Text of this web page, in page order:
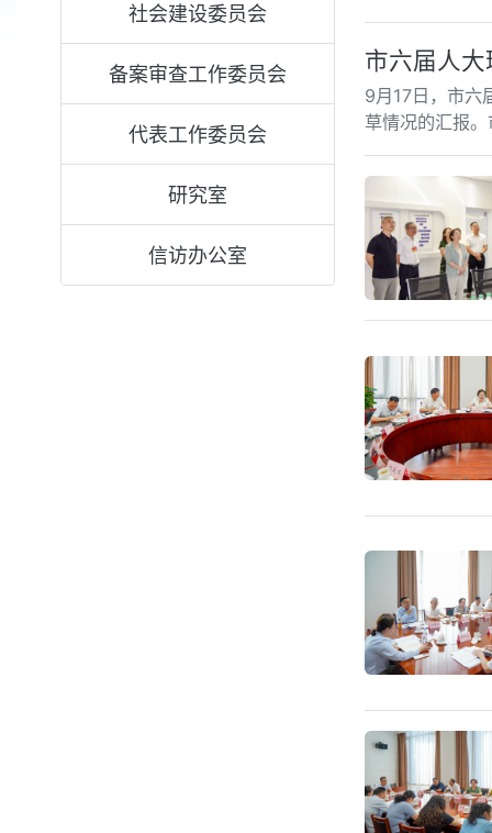
社会建设委员会
备案审查工作委员会
代表工作委员会
研究室
信访办公室
市六届人
9月17日，市六
草情况的汇报